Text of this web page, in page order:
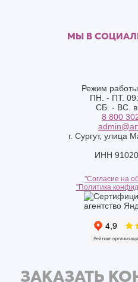
Режим
ПН. - ПТ.
СБ. - ВС.
8 800
г. Сургут, улица
ИНН
"Согласие на
"Политика
МЫ В
ЗАКАЗАТЬ